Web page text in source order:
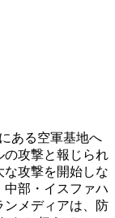
ある空軍基地へ
の攻撃と報じられ
な攻撃を開始しな
中部・イスファハ
ンメディアは、防